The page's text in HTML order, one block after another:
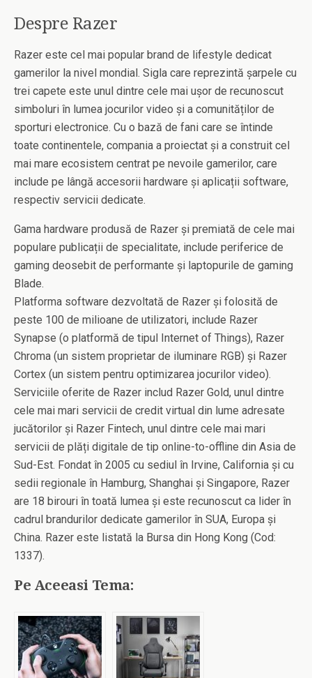
Despre Razer
Razer este cel mai popular brand de lifestyle dedicat
gamerilor la nivel mondial. Sigla care reprezintă șarpele cu
trei capete este unul dintre cele mai ușor de recunoscut
simboluri în lumea jocurilor video și a comunităților de
sporturi electronice. Cu o bază de fani care se întinde
toate continentele, compania a proiectat și a construit cel
mai mare ecosistem centrat pe nevoile gamerilor, care
include pe lângă accesorii hardware și aplicații software,
respectiv servicii dedicate.
Gama hardware produsă de Razer și premiată de cele mai
populare publicații de specialitate, include periferice de
gaming deosebit de performante și laptopurile de gaming
Blade.
Platforma software dezvoltată de Razer și folosită de
peste 100 de milioane de utilizatori, include Razer
Synapse (o platformă de tipul Internet of Things), Razer
Chroma (un sistem proprietar de iluminare RGB) și Razer
Cortex (un sistem pentru optimizarea jocurilor video).
Serviciile oferite de Razer includ Razer Gold, unul dintre
cele mai mari servicii de credit virtual din lume adresate
jucătorilor și Razer Fintech, unul dintre cele mai mari
servicii de plăți digitale de tip online-to-offline din Asia de
Sud-Est. Fondat în 2005 cu sediul în Irvine, California și cu
sedii regionale în Hamburg, Shanghai și Singapore, Razer
are 18 birouri în toată lumea și este recunoscut ca lider în
cadrul brandurilor dedicate gamerilor în SUA, Europa și
China. Razer este listată la Bursa din Hong Kong (Cod:
1337).
Pe Aceeasi Tema: